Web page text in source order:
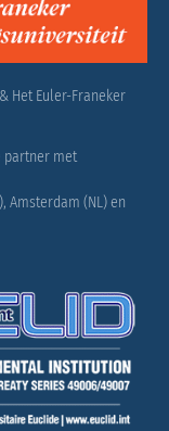
Het Euler-Franeker
partner met
Amsterdam (NL) en